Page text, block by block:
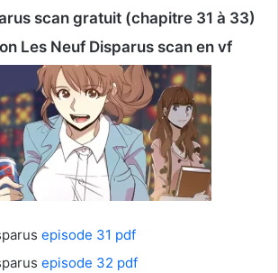
scan gratuit (chapitre 31 à 33)
Les Neuf Disparusscan en vf
episode 31 pdf
episode 32 pdf